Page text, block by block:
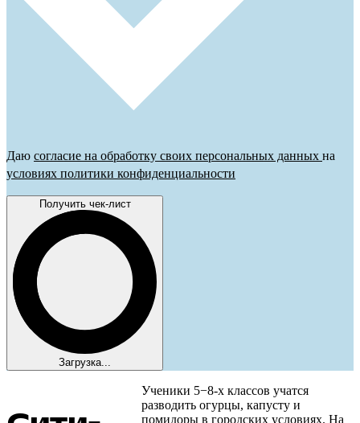
Даю согласие на обработку своих персональных данных на
условиях политики конфиденциальности
Получить чек-лист
Загрузка...
Ученики 5−8-х классов учатся
разводить огурцы, капусту и
помидоры в городских условиях. На